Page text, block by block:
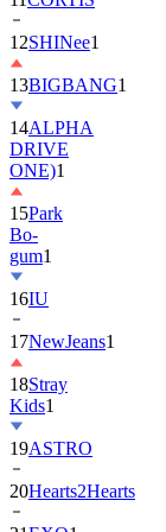
13BIGBANG
14ALPHA
DRIVE
ONE)1
15Park
Bo-
gum1
16IU
17NewJeans
18Stray
Kids
19ASTRO
20Hearts2Hearts
21EXO1